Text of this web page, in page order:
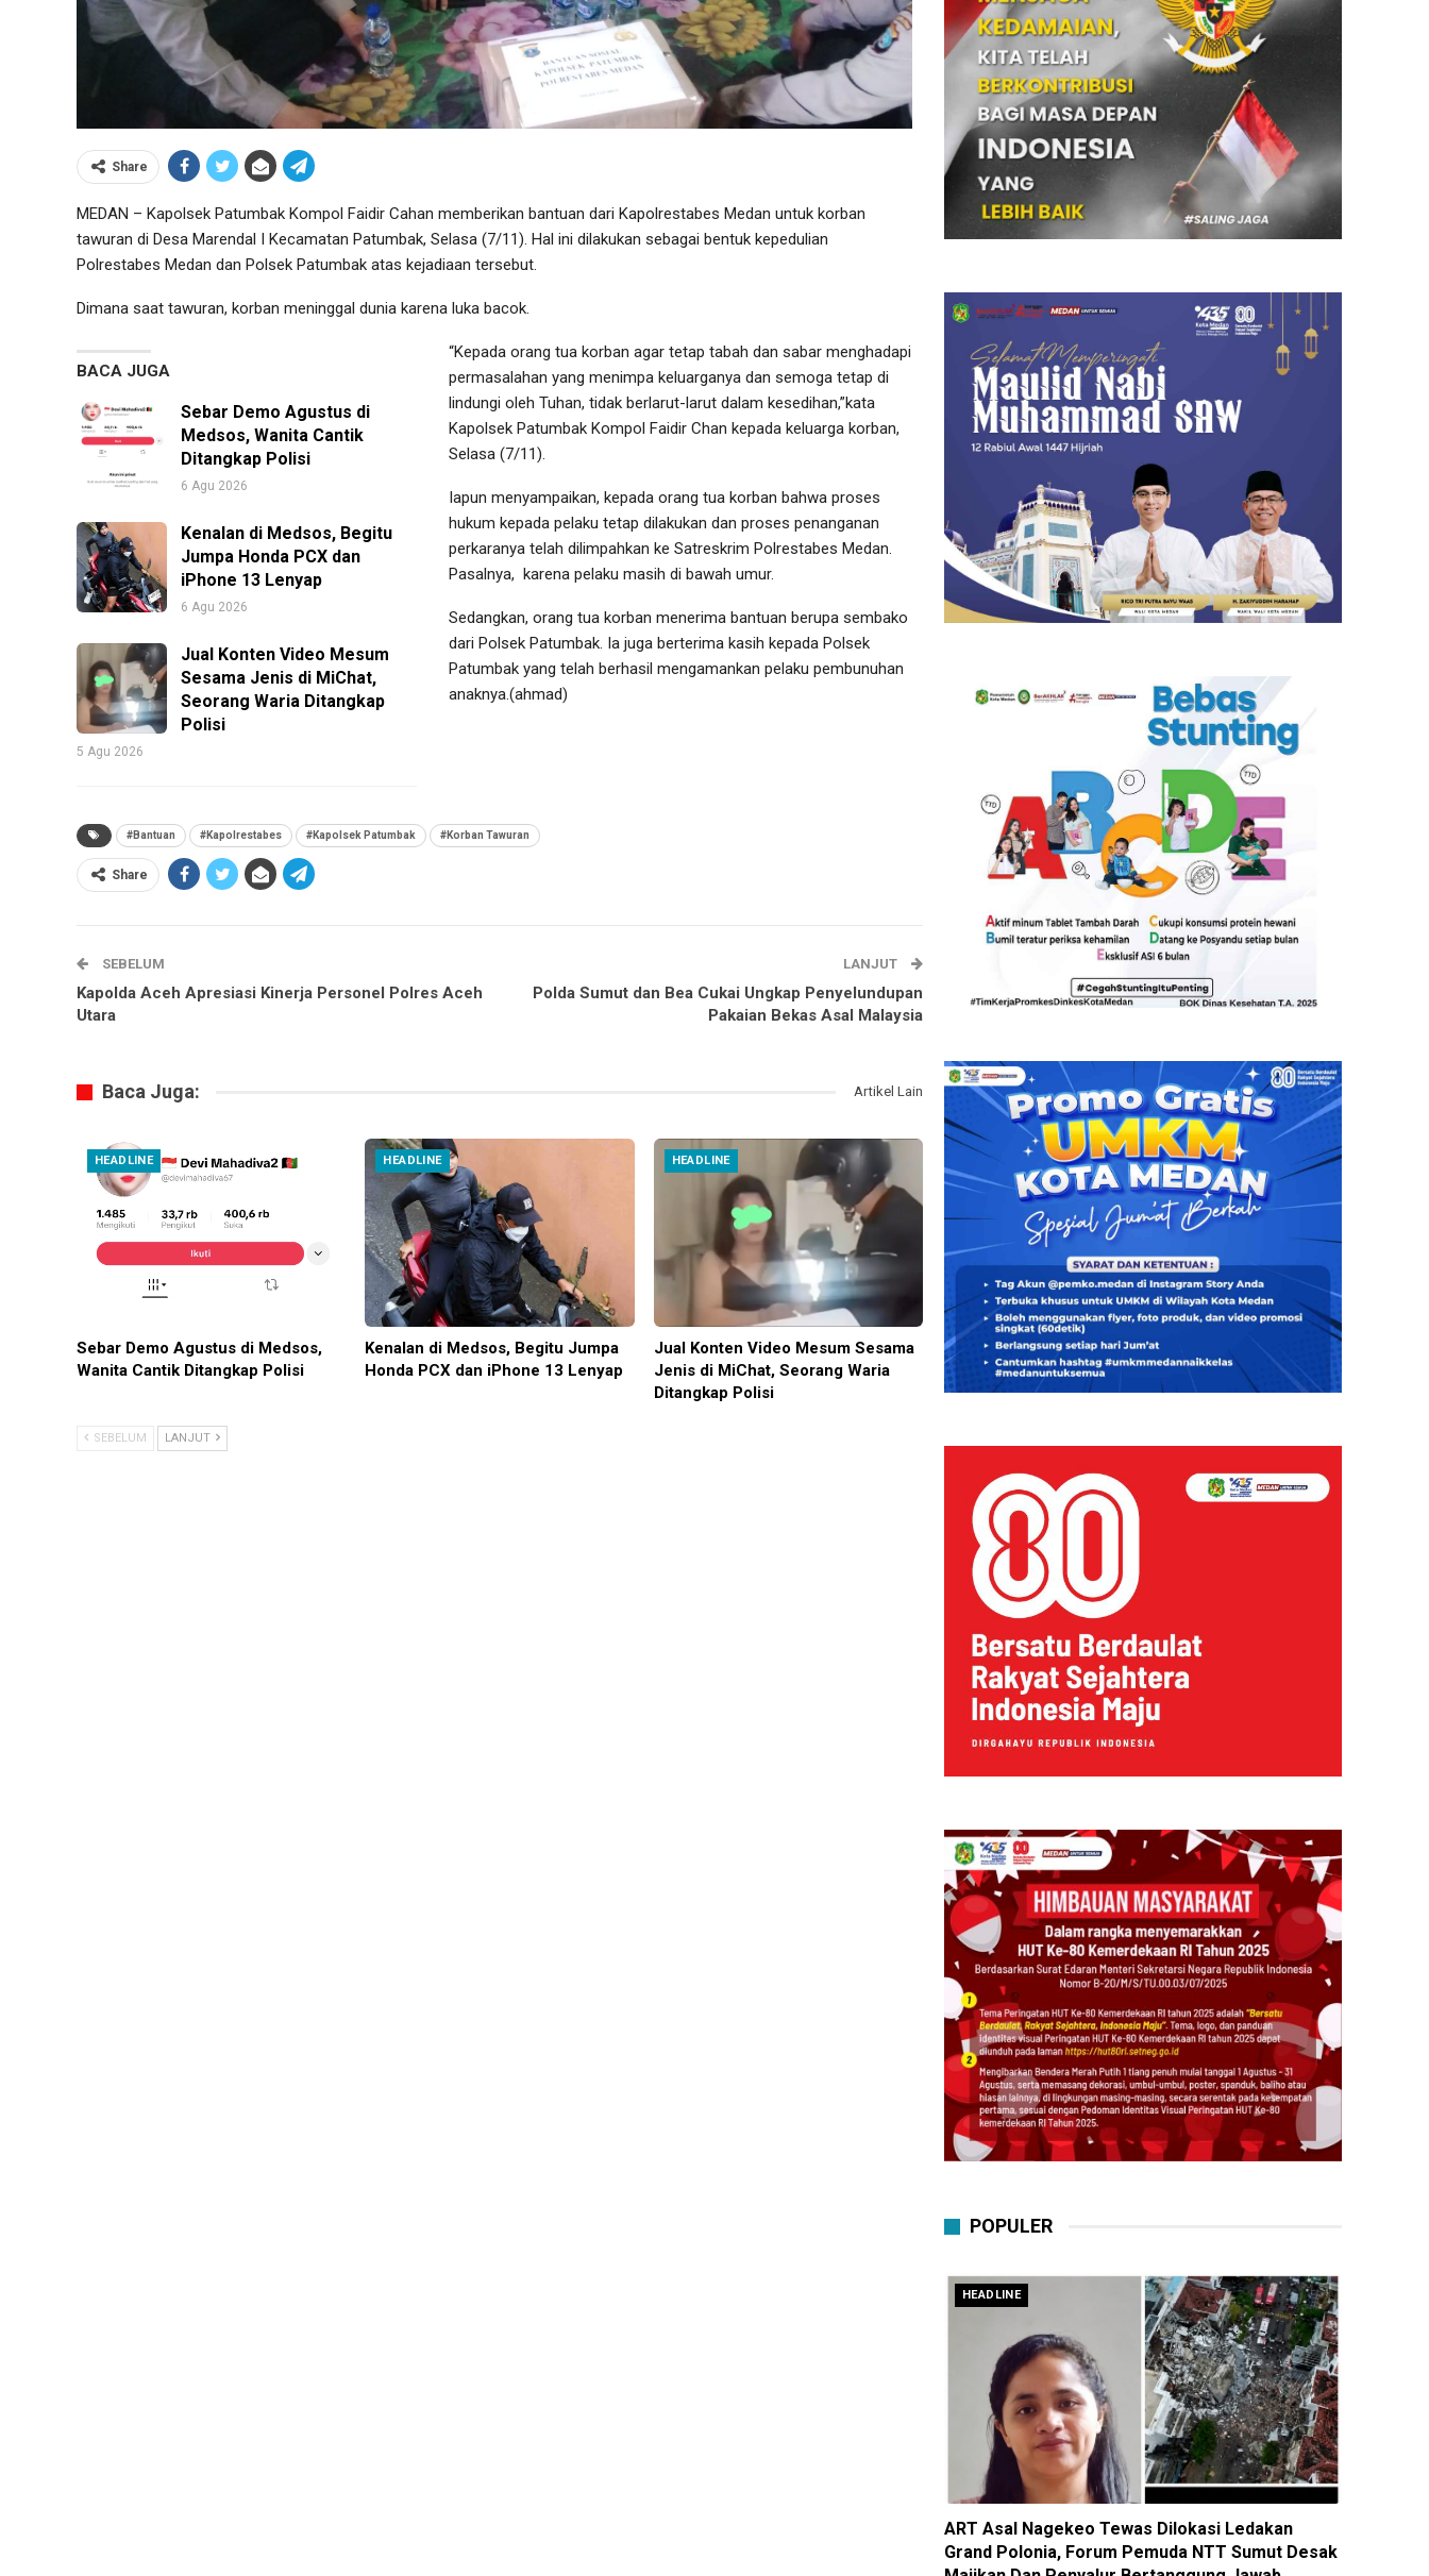
Share
MEDAN – Kapolsek Patumbak Kompol Faidir Cahan memberikan bantuan dari Kapolrestabes Medan untuk korban
tawuran di Desa Marendal I Kecamatan Patumbak, Selasa (7/11). Hal ini dilakukan sebagai bentuk kepedulian
Polrestabes Medan dan Polsek Patumbak atas kejadiaan tersebut.
Dimana saat tawuran, korban meninggal dunia karena luka bacok.
BACA JUGA
Sebar Demo Agustus di
Medsos, Wanita Cantik
Ditangkap Polisi
6 Agu 2026
Kenalan di Medsos, Begitu
Jumpa Honda PCX dan
iPhone 13 Lenyap
6 Agu 2026
Jual Konten Video Mesum
Sesama Jenis di MiChat,
Seorang Waria Ditangkap
Polisi
5 Agu 2026
“Kepada orang tua korban agar tetap tabah dan sabar menghadapi
permasalahan yang menimpa keluarganya dan semoga tetap di
lindungi oleh Tuhan, tidak berlarut-larut dalam kesedihan,”kata
Kapolsek Patumbak Kompol Faidir Chan kepada keluarga korban,
Selasa (7/11).
Iapun menyampaikan, kepada orang tua korban bahwa proses
hukum kepada pelaku tetap dilakukan dan proses penanganan
perkaranya telah dilimpahkan ke Satreskrim Polrestabes Medan.
Pasalnya, karena pelaku masih di bawah umur.
Sedangkan, orang tua korban menerima bantuan berupa sembako
dari Polsek Patumbak. Ia juga berterima kasih kepada Polsek
Patumbak yang telah berhasil mengamankan pelaku pembunuhan
anaknya.(ahmad)
#Bantuan #Kapolrestabes #Kapolsek Patumbak #Korban Tawuran
Share
SEBELUM
Kapolda Aceh Apresiasi Kinerja Personel Polres Aceh
Utara
LANJUT
Polda Sumut dan Bea Cukai Ungkap Penyelundupan
Pakaian Bekas Asal Malaysia
Baca Juga: Artikel Lain
HEADLINE
Sebar Demo Agustus di Medsos,
Wanita Cantik Ditangkap Polisi
HEADLINE
Kenalan di Medsos, Begitu Jumpa
Honda PCX dan iPhone 13 Lenyap
HEADLINE
Jual Konten Video Mesum Sesama
Jenis di MiChat, Seorang Waria
Ditangkap Polisi
SEBELUM LANJUT
POPULER
HEADLINE
ART Asal Nagekeo Tewas Dilokasi Ledakan
Grand Polonia, Forum Pemuda NTT Sumut Desak